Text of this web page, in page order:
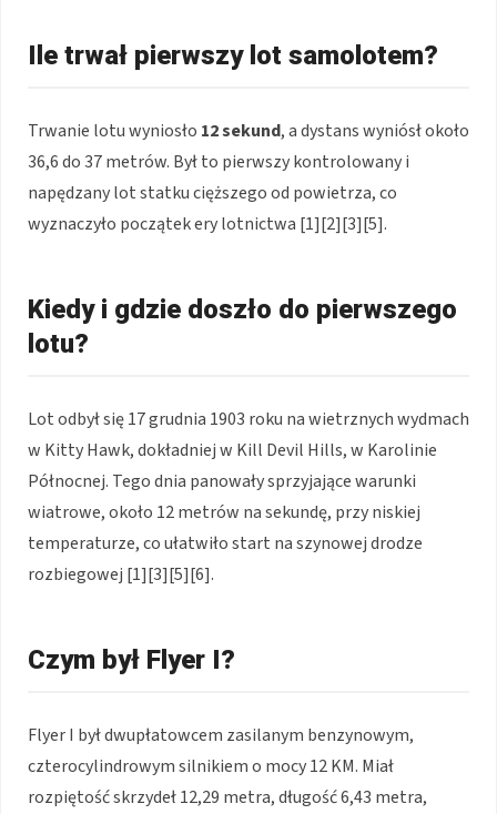
Ile trwał pierwszy lot samolotem?
Trwanie lotu wyniosło 12 sekund, a dystans wyniósł około
36,6 do 37 metrów. Był to pierwszy kontrolowany i
napędzany lot statku cięższego od powietrza, co
wyznaczyło początek ery lotnictwa [1][2][3][5].
Kiedy i gdzie doszło do pierwszego
lotu?
Lot odbył się 17 grudnia 1903 roku na wietrznych wydmach
w Kitty Hawk, dokładniej w Kill Devil Hills, w Karolinie
Północnej. Tego dnia panowały sprzyjające warunki
wiatrowe, około 12 metrów na sekundę, przy niskiej
temperaturze, co ułatwiło start na szynowej drodze
rozbiegowej [1][3][5][6].
Czym był Flyer I?
Flyer I był dwupłatowcem zasilanym benzynowym,
czterocylindrowym silnikiem o mocy 12 KM. Miał
rozpiętość skrzydeł 12,29 metra, długość 6,43 metra,